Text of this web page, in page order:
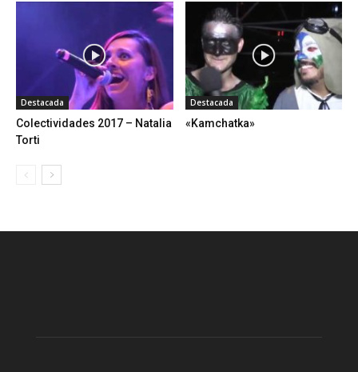
Destacada
Colectividades 2017 – Natalia
Torti
Destacada
«Kamchatka»